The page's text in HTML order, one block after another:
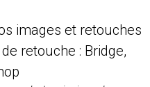
images et retouches
retouche : Bridge,